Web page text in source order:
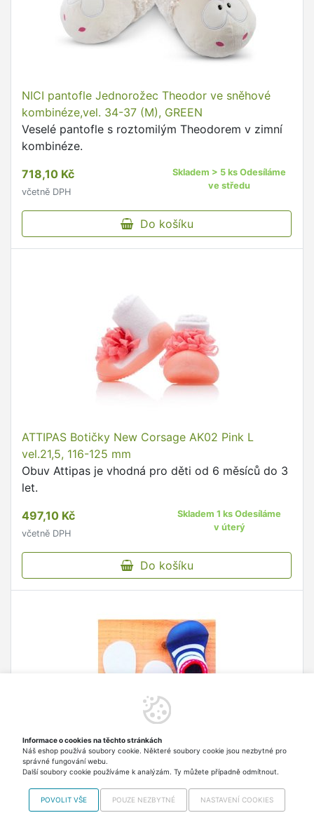
NICI pantofle Jednorožec Theodor ve sněhové
kombinéze,vel. 34-37 (M), GREEN
Veselé pantofle s roztomilým Theodorem v zimní
kombinéze.
718,10 Kč
včetně DPH
Skladem > 5 ks Odesíláme
ve středu
Do košíku
ATTIPAS Botičky New Corsage AK02 Pink L
vel.21,5, 116-125 mm
Obuv Attipas je vhodná pro děti od 6 měsíců do 3
let.
497,10 Kč
včetně DPH
Skladem 1 ks Odesíláme
v úterý
Do košíku
ATTIPAS Vložky do bot XXXL vel.25,5, 146-155
mm
Speciální absorbující vložky do botiček Attipas,
Informace o cookies na těchto stránkách
Náš eshop používá soubory cookie. Některé soubory cookie jsou nezbytné pro
správné fungování webu.
Další soubory cookie používáme k analýzám. Ty můžete případně odmítnout.
POVOLIT VŠE POUZE NEZBYTNÉ NASTAVENÍ COOKIES